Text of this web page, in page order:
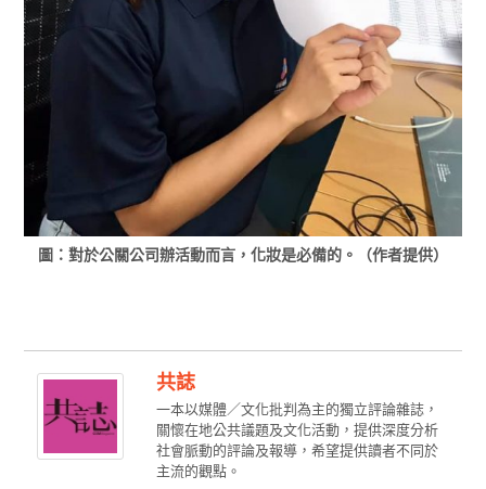
圖：對於公關公司辦活動而言，化妝是必備的。（作者提供）
共誌
一本以媒體／文化批判為主的獨立評論雜誌，
關懷在地公共議題及文化活動，提供深度分析
社會脈動的評論及報導，希望提供讀者不同於
主流的觀點。